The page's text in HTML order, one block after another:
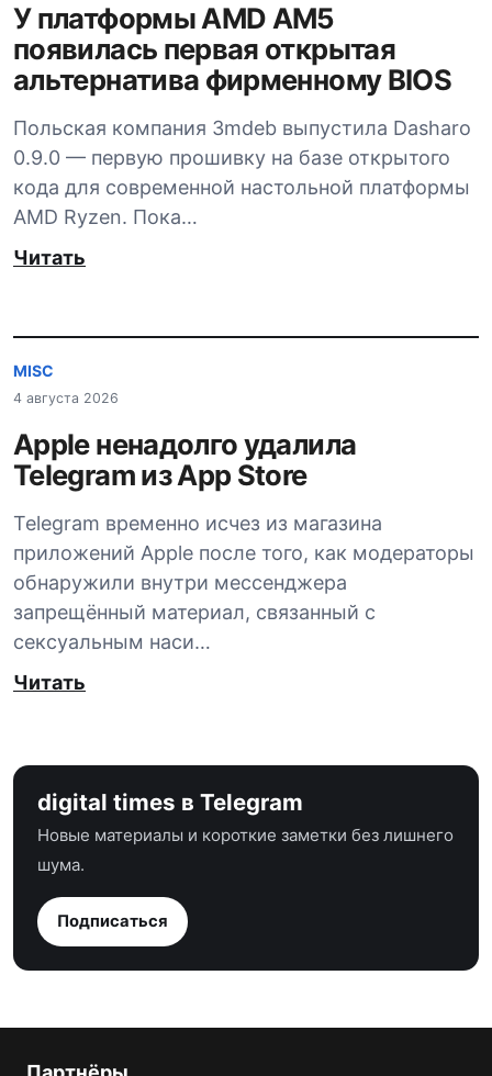
У платформы AMD AM5
появилась первая открытая
альтернатива фирменному BIOS
Польская компания 3mdeb выпустила Dasharo
0.9.0 — первую прошивку на базе открытого
кода для современной настольной платформы
AMD Ryzen. Пока…
Читать
MISC
4 августа 2026
Apple ненадолго удалила
Telegram из App Store
Telegram временно исчез из магазина
приложений Apple после того, как модераторы
обнаружили внутри мессенджера
запрещённый материал, связанный с
сексуальным наси…
Читать
digital times в Telegram
Новые материалы и короткие заметки без лишнего
шума.
Подписаться